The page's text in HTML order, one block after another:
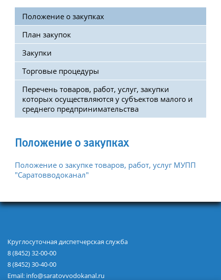
Дополнительные услуги
Подключение к сетям
Передача показаний приборов учета
Поверка и опломбировка
Онлайн-приемная
Узнать задолженность
Прямые договоры
Центр по работе с абонентами
Новости
Отключения
Закупки
Положение о закупках
План закупок
Закупки
Торговые процедуры
Перечень товаров, работ, услуг, закупки
которых осуществляются у субъектов малого и
среднего предпринимательства
Положение о закупках
Положение о закупке товаров, работ, услуг МУПП
"Саратовводоканал"
Круглосуточная диспетчерская служба
8 (8452) 32-00-00
8 (8452) 30-40-00
Email: info@saratovvodokanal.ru